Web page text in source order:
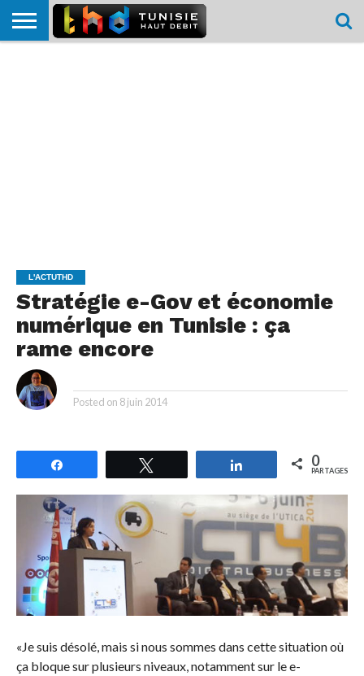
L'ACTUTHD
Stratégie e-Gov et économie
numérique en Tunisie : ça
rame encore
Posted on 8 juin 2014
Partagez 0
PARTAGES
«Je suis désolé, mais si nous sommes dans cette situation où
ça bloque sur plusieurs niveaux, notamment sur le e-